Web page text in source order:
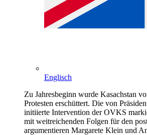
Englisch
Zu Jahresbeginn wurde Kasachstan
Protesten erschüttert. Die von
initiierte Intervention der OVKS
mit weitreichenden Folgen für den
argumentieren Margarete Klein und